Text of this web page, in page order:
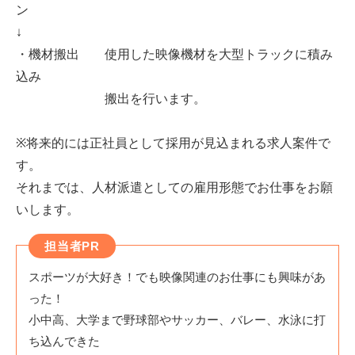
ン
↓
・機材搬出 使用した映像機材を大型トラックに積み
込み
搬出を行います。
※将来的には正社員として採用が見込まれる求人案件で
す。
それまでは、人材派遣としての雇用形態でお仕事をお願
いします。
担当者PR
スポーツが大好き！でも映像関連のお仕事にも興味があ
った！
小中高、大学まで野球部やサッカー、バレー、水泳に打
ち込んできた